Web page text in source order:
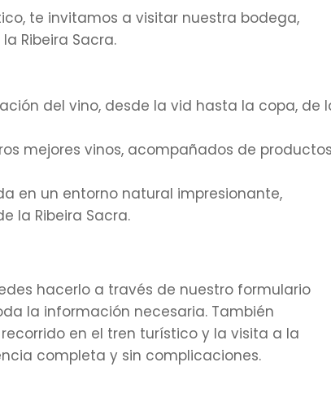
te invitamos a visitar nuestra bodega,
Ribeira Sacra.
del vino, desde la vid hasta la copa, de
mejores vinos, acompañados de
en un entorno natural impresionante,
la Ribeira Sacra.
hacerlo a través de nuestro formulario
la información necesaria. También
en el tren turístico y la visita a la
completa y sin complicaciones.